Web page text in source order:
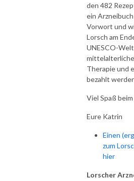
den 482
ein
Vorwort und
Lorsch am
UNESCO-
Therapie und
bezahlt
Viel Spaß
Eure Katrin
Einen
zum
hier
Lorscher